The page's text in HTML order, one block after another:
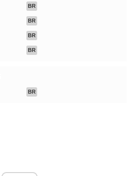
BR
BR
BR
BR
BR